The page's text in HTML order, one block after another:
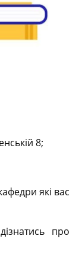
8;
які вас
про